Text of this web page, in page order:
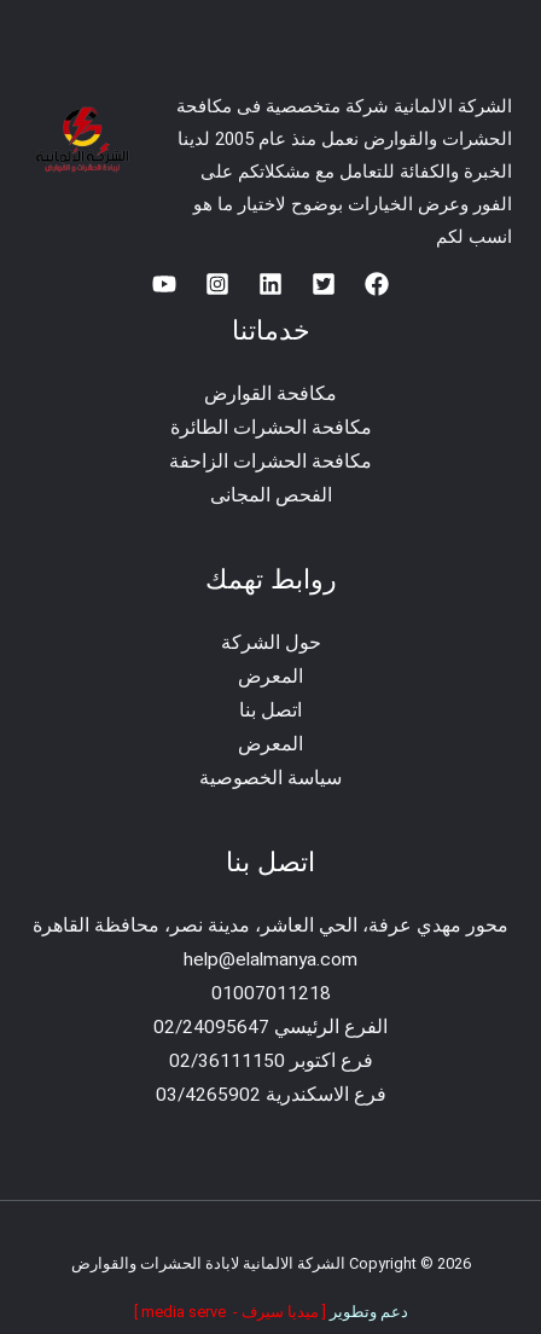
الشركة الالمانية شركة متخصصية فى مكافحة
الحشرات والقوارض نعمل منذ عام 2005 لدينا
الخبرة والكفائة للتعامل مع مشكلاتكم على
الفور وعرض الخيارات بوضوح لاختيار ما هو
انسب لكم
خدماتنا
مكافحة القوارض
مكافحة الحشرات الطائرة
مكافحة الحشرات الزاحفة
الفحص المجانى
روابط تهمك
حول الشركة
المعرض
اتصل بنا
المعرض
سياسة الخصوصية
اتصل بنا
محور مهدي عرفة، الحي العاشر، مدينة نصر، محافظة القاهرة‬
help@elalmanya.com
01007011218
الفرع الرئيسي 02/24095647
فرع اكتوبر 02/36111150
فرع الاسكندرية 03/4265902
Copyright © 2026 الشركة الالمانية لابادة الحشرات والقوارض
دعم وتطوير [ ميديا سيرف - media serve ]